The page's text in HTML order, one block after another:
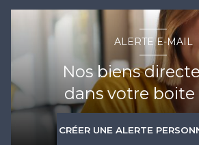
ALERTE E-MAIL
Nos biens
dans votre boite
CRÉER UNE ALERTE